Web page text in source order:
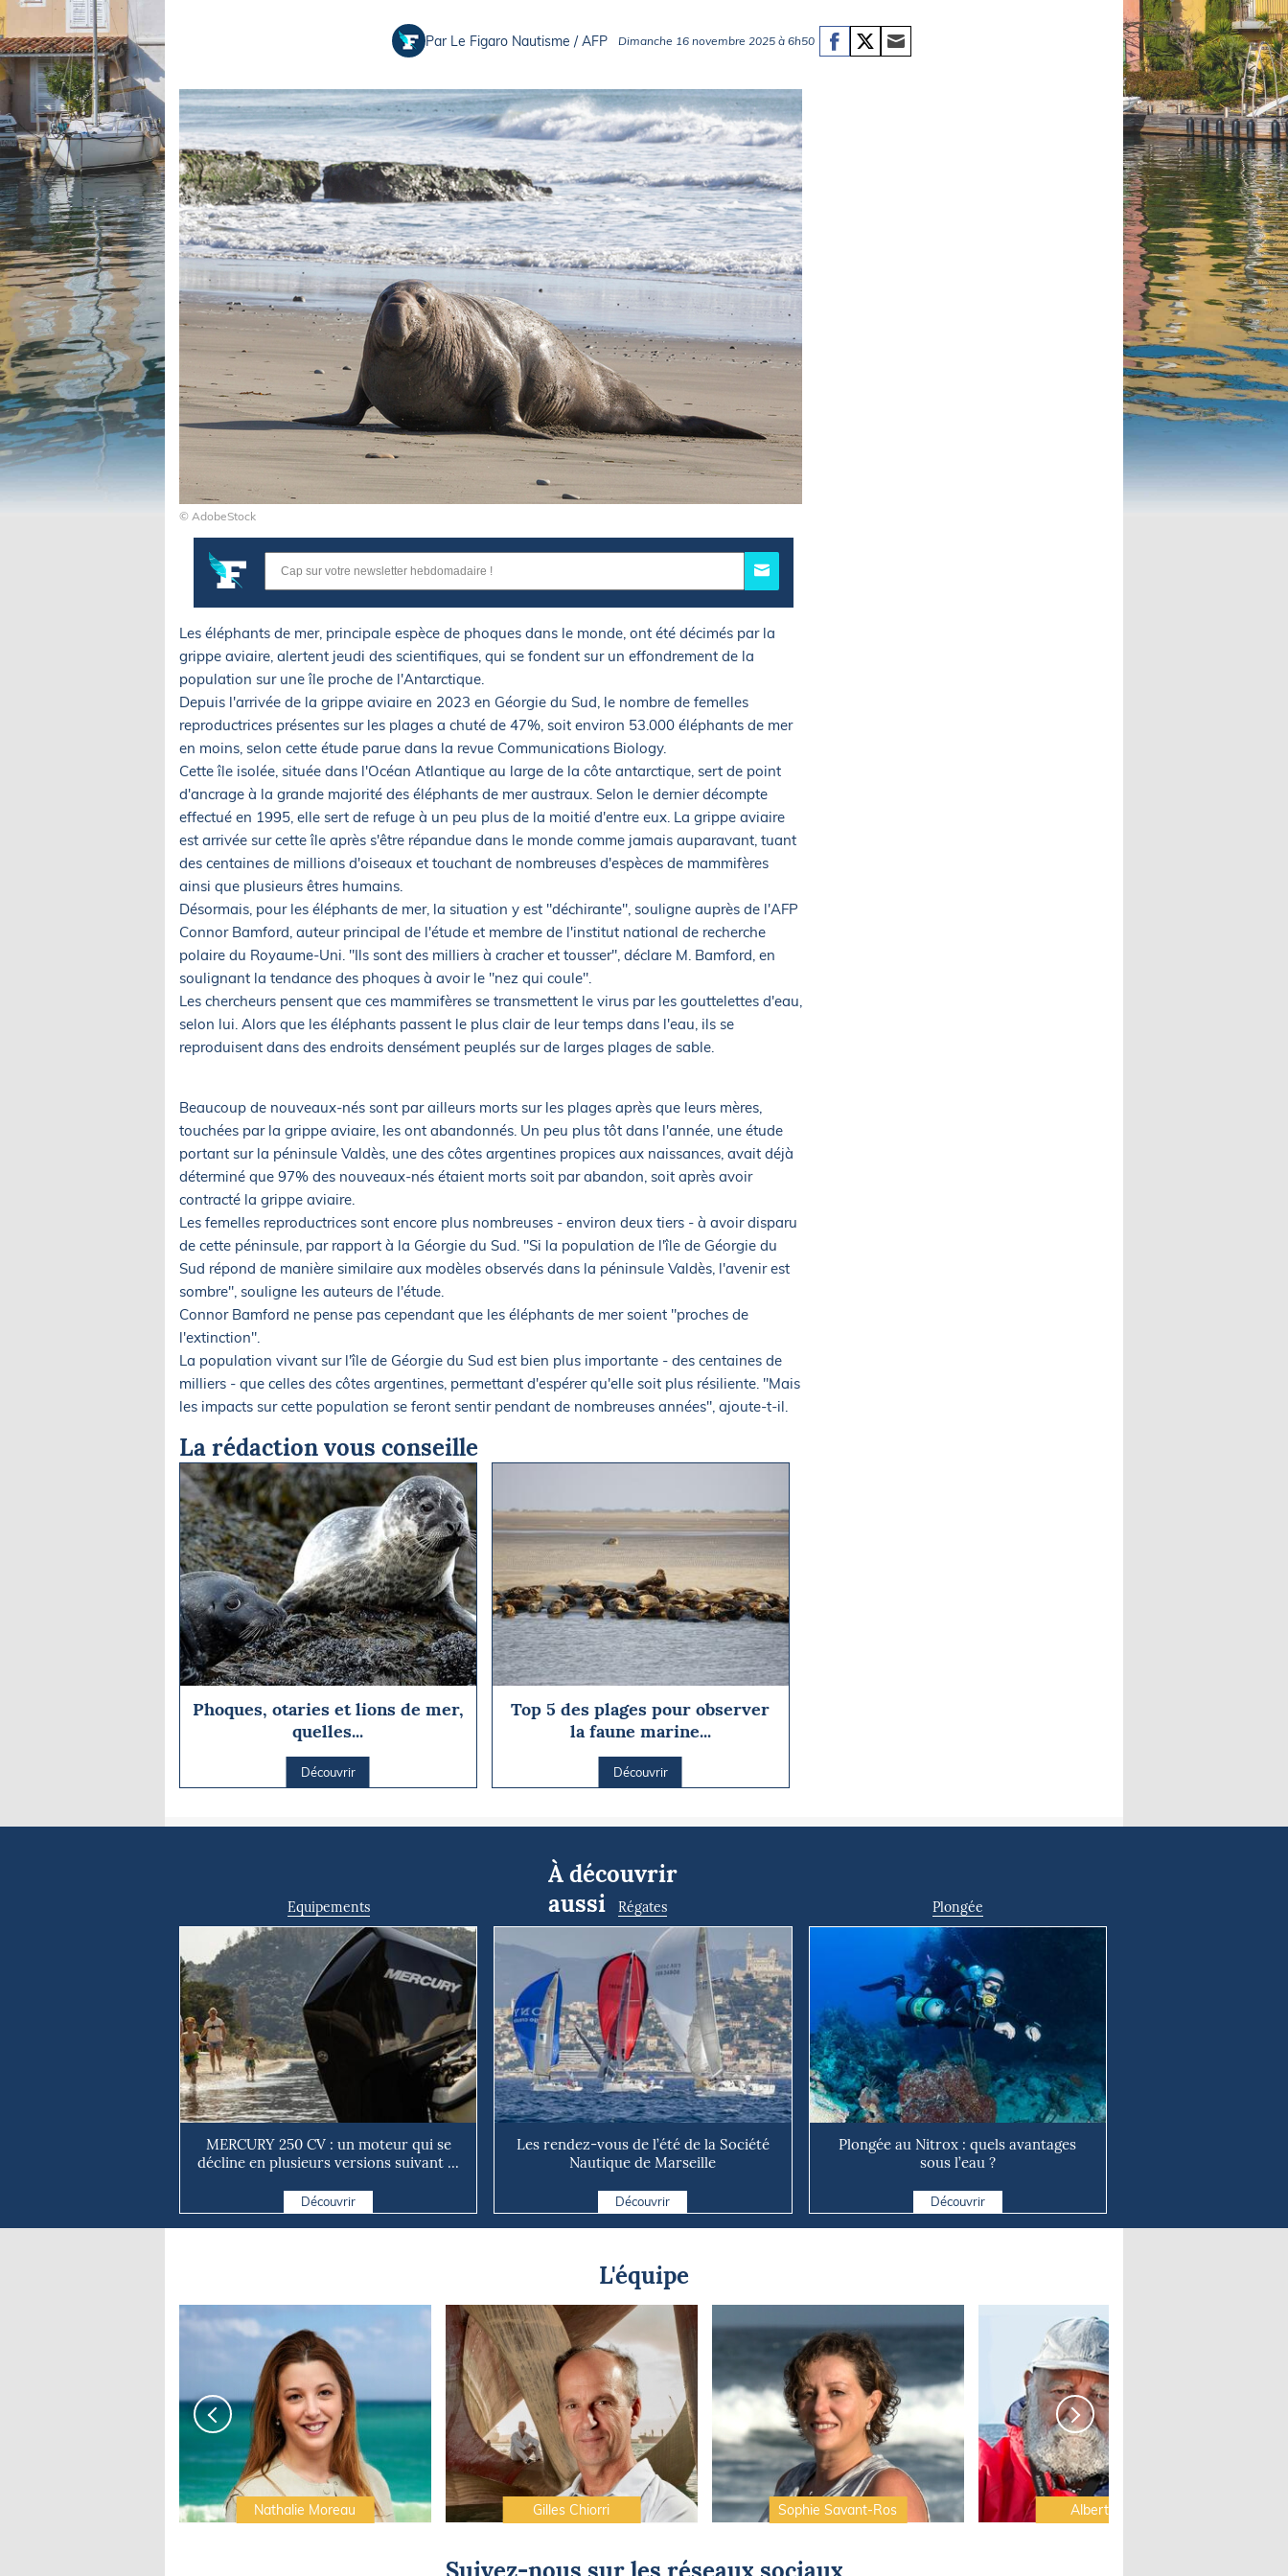
Yachting
LOISIRS
Pêche en mer
Glisse
Par Le Figaro Nautisme / AFP Dimanche 16 novembre 2025 à 6h50
© AdobeStock
Les éléphants de mer, principale espèce de phoques dans le monde, ont été décimés par la
grippe aviaire, alertent jeudi des scientifiques, qui se fondent sur un effondrement de la
population sur une île proche de l'Antarctique.
Depuis l'arrivée de la grippe aviaire en 2023 en Géorgie du Sud, le nombre de femelles
reproductrices présentes sur les plages a chuté de 47%, soit environ 53.000 éléphants de mer
en moins, selon cette étude parue dans la revue Communications Biology.
Cette île isolée, située dans l'Océan Atlantique au large de la côte antarctique, sert de point
d'ancrage à la grande majorité des éléphants de mer austraux. Selon le dernier décompte
effectué en 1995, elle sert de refuge à un peu plus de la moitié d'entre eux. La grippe aviaire
est arrivée sur cette île après s'être répandue dans le monde comme jamais auparavant, tuant
des centaines de millions d'oiseaux et touchant de nombreuses d'espèces de mammifères
ainsi que plusieurs êtres humains.
Désormais, pour les éléphants de mer, la situation y est "déchirante", souligne auprès de l'AFP
Connor Bamford, auteur principal de l'étude et membre de l'institut national de recherche
polaire du Royaume-Uni. "Ils sont des milliers à cracher et tousser", déclare M. Bamford, en
soulignant la tendance des phoques à avoir le "nez qui coule".
Les chercheurs pensent que ces mammifères se transmettent le virus par les gouttelettes d'eau,
selon lui. Alors que les éléphants passent le plus clair de leur temps dans l'eau, ils se
reproduisent dans des endroits densément peuplés sur de larges plages de sable.
Beaucoup de nouveaux-nés sont par ailleurs morts sur les plages après que leurs mères,
touchées par la grippe aviaire, les ont abandonnés. Un peu plus tôt dans l'année, une étude
portant sur la péninsule Valdès, une des côtes argentines propices aux naissances, avait déjà
déterminé que 97% des nouveaux-nés étaient morts soit par abandon, soit après avoir
contracté la grippe aviaire.
Les femelles reproductrices sont encore plus nombreuses - environ deux tiers - à avoir disparu
de cette péninsule, par rapport à la Géorgie du Sud. "Si la population de l'île de Géorgie du
Sud répond de manière similaire aux modèles observés dans la péninsule Valdès, l'avenir est
sombre", souligne les auteurs de l'étude.
Connor Bamford ne pense pas cependant que les éléphants de mer soient "proches de
l'extinction".
La population vivant sur l'île de Géorgie du Sud est bien plus importante - des centaines de
milliers - que celles des côtes argentines, permettant d'espérer qu'elle soit plus résiliente. "Mais
les impacts sur cette population se feront sentir pendant de nombreuses années", ajoute-t-il.
La rédaction vous conseille
Phoques, otaries et lions de mer,
quelles...
Découvrir
Top 5 des plages pour observer
la faune marine...
Découvrir
À découvrir
aussi
Equipements
MERCURY 250 CV : un moteur qui se
décline en plusieurs versions suivant ...
Découvrir
Régates
Les rendez-vous de l’été de la Société
Nautique de Marseille
Découvrir
Plongée
Plongée au Nitrox : quels avantages
sous l’eau ?
Découvrir
L'équipe
Nathalie Moreau Gilles Chiorri Sophie Savant-Ros Albert Brel